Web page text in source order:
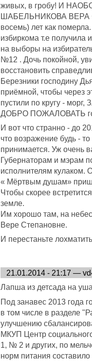
живых, в гробу! И
ШАБЕЛЬНИКОВА ВЕРА
восемь) лет как
избиркома т.е
на выборы на
№12 . Дочь покойной,
восстановить
Березники господину
приёмной, чтобы через
пустили по кругу -
ДОБРО ПОЖАЛОВАТЬ
И вот что странно - до
что возражение будь -
принимается. Уж очень
Губернаторам и мэрам
исполнителям кулаком.
« Мёртвым душам»
Чтобы скорее
земле.
Им хорошо там, на
Вере Степановне.
И перестаньте
21.01.2014 - 21:17 —
Лапша из детсада на
Под занавес 2013 года
в том числе в разделе
улучшению
МКУП Центр
1, № 2 и других, по
норм питания